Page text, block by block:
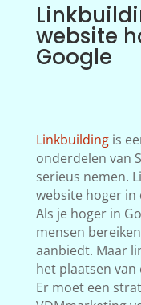
website
Google
Linkbuildingis
onderdelen van
serieus nemen.
website hoger in
Als je hoger in
mensen
aanbiedt. Maar
het plaatsen van
Er moet een